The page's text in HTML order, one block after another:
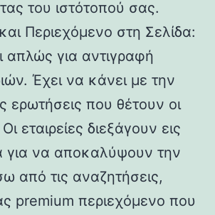
του ιστότοπού σας.
Περιεχόμενο στη Σελίδα:
απλώς για αντιγραφή
Έχει να κάνει με την
ερωτήσεις που θέτουν οι
εταιρείες διεξάγουν εις
για να αποκαλύψουν την
από τις αναζητήσεις,
premium περιεχόμενο που